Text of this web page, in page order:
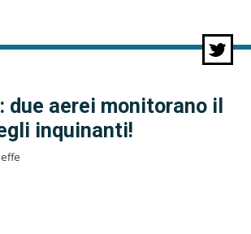
due aerei monitorano il
inquinanti!